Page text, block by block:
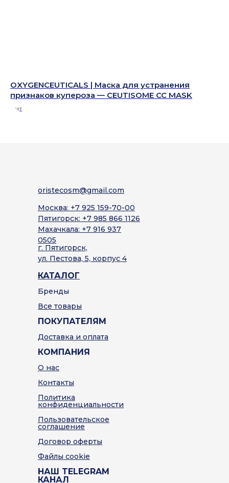
OXYGENCEUTICALS | Маска для устранения
признаков купероза — CEUTISOME CC MASK
6 шт
ПОКУПАТЕЛЯМ
Доставка и оплата
КАТАЛОГ
Бренды
Все товары
oristecosm@gmail.com
Москва: +7 925 159-70-00
Пятигорск: +7 985 866 1126
Махачкала: +7 916 937
0505
г. Пятигорск,
ул. Пестова, 5, корпус 4
НАШ TELEGRAM
КАНАЛ
Пользовательское
соглашение
Договор оферты
Политика
конфиденциальности
КОМПАНИЯ
О нас
Контакты
Файлы cookie